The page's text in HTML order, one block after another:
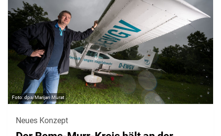
dpa/Marijan Murat
Neues Konzept